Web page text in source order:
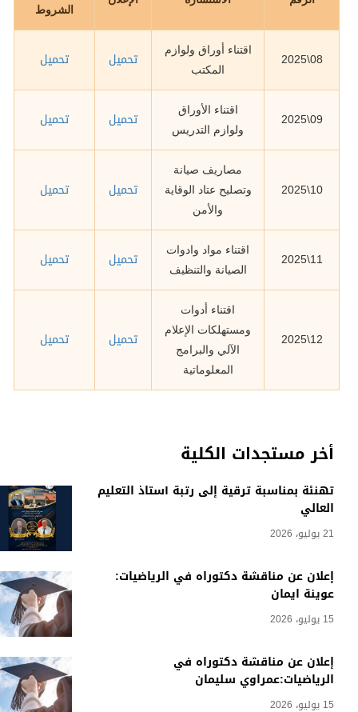
أخر مستجدات الكلية
تهنئة بمناسبة ترقية إلى رتبة أستاذ التعليم
العالي
21 يوليو، 2026
إعلان عن مناقشة دكتوراه في الرياضيات:
عوينة ايمان
15 يوليو، 2026
إعلان عن مناقشة دكتوراه في
الرياضيات:عمراوي سليمان
15 يوليو، 2026
الشروط
08\2025
اقتناء أوراق ولوازم
المكتب
تحميل تحميل
09\2025
اقتناء الأوراق
ولوازم التدريس
تحميل تحميل
10\2025
مصاريف صيانة
وتصليح عتاد الوقاية
والأمن
تحميل تحميل
11\2025
اقتناء مواد وادوات
الصيانة والتنظيف
تحميل تحميل
12\2025
اقتناء أدوات
ومستهلكات الإعلام
الآلي والبرامج
المعلوماتية
تحميل تحميل